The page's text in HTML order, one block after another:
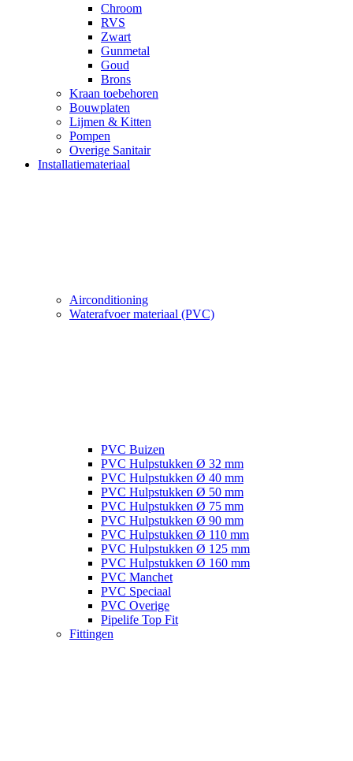
Chroom
RVS
Zwart
Gunmetal
Goud
Brons
Kraan toebehoren
Bouwplaten
Lijmen & Kitten
Pompen
Overige Sanitair
Installatiemateriaal
Airconditioning
Waterafvoer materiaal (PVC)
PVC Buizen
PVC Hulpstukken Ø 32 mm
PVC Hulpstukken Ø 40 mm
PVC Hulpstukken Ø 50 mm
PVC Hulpstukken Ø 75 mm
PVC Hulpstukken Ø 90 mm
PVC Hulpstukken Ø 110 mm
PVC Hulpstukken Ø 125 mm
PVC Hulpstukken Ø 160 mm
PVC Manchet
PVC Speciaal
PVC Overige
Pipelife Top Fit
Fittingen